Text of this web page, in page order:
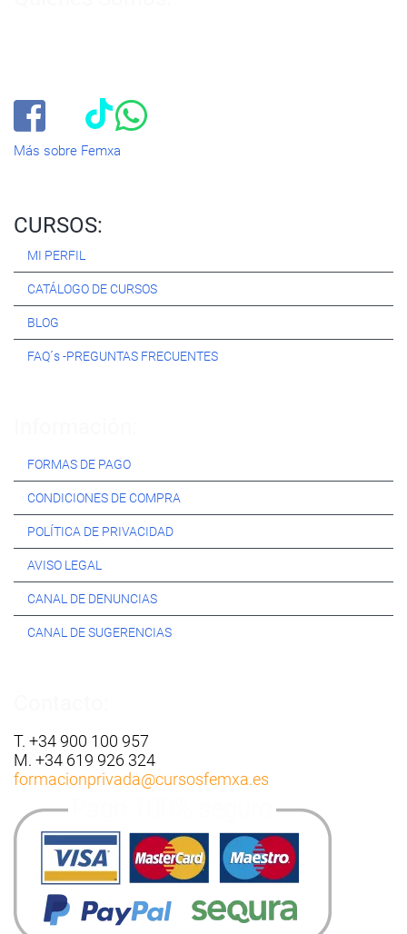
Más sobre Femxa
CURSOS:
MI PERFIL
CATÁLOGO DE CURSOS
BLOG
FAQ´s -PREGUNTAS FRECUENTES
FORMAS DE PAGO
CONDICIONES DE COMPRA
POLÍTICA DE PRIVACIDAD
AVISO LEGAL
CANAL DE DENUNCIAS
CANAL DE SUGERENCIAS
T. +34 900 100 957
M. +34 619 926 324
formacionprivada@cursosfemxa.es